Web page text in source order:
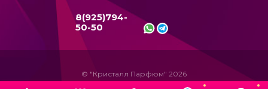
8(925)794-
50-50
© "Кристалл Парфюм" 2026